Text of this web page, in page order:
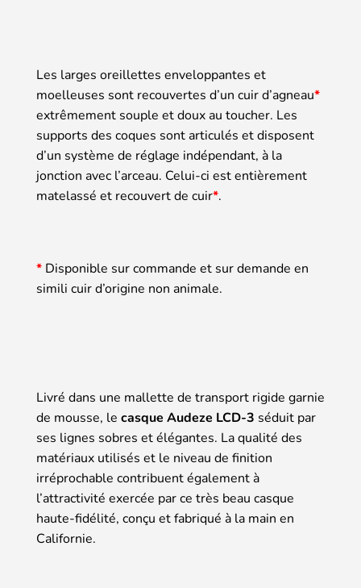
Les larges oreillettes enveloppantes et
moelleuses sont recouvertes d’un cuir d’agneau*
extrêmement souple et doux au toucher. Les
supports des coques sont articulés et disposent
d’un système de réglage indépendant, à la
jonction avec l’arceau. Celui-ci est entièrement
matelassé et recouvert de cuir*.
* Disponible sur commande et sur demande en
simili cuir d’origine non animale.
Livré dans une mallette de transport rigide garnie
de mousse, le casque Audeze LCD-3 séduit par
ses lignes sobres et élégantes. La qualité des
matériaux utilisés et le niveau de finition
irréprochable contribuent également à
l’attractivité exercée par ce très beau casque
haute-fidélité, conçu et fabriqué à la main en
Californie.